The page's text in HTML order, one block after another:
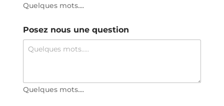
Quelques mots....
Posez nous une question
Quelques mots....